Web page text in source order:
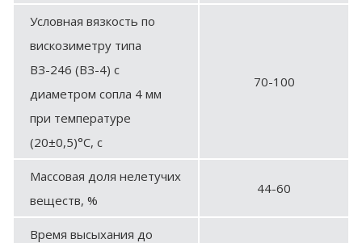
Условная вязкость по
вискозиметру типа
ВЗ-246 (ВЗ-4) с
диаметром сопла 4 мм
при температуре
(20±0,5)°С, с
70-100
Массовая доля нелетучих
веществ, %
44-60
Время высыхания до